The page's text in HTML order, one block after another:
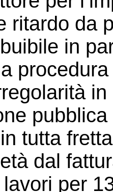
ritardo da
in
tutta
dal
per